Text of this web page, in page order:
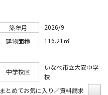
築年月
2026/9
建物面積
116.21㎡
中学校区
いなべ市立大安中学
校
まとめてお気に入り／資料請求